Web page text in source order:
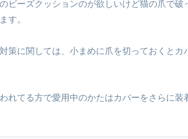
ビーズクッションのが欲しいけど猫の爪で
す。
策に関しては、小まめに爪を切っておくと
れてる方で愛用中のかたはカバーをさらに